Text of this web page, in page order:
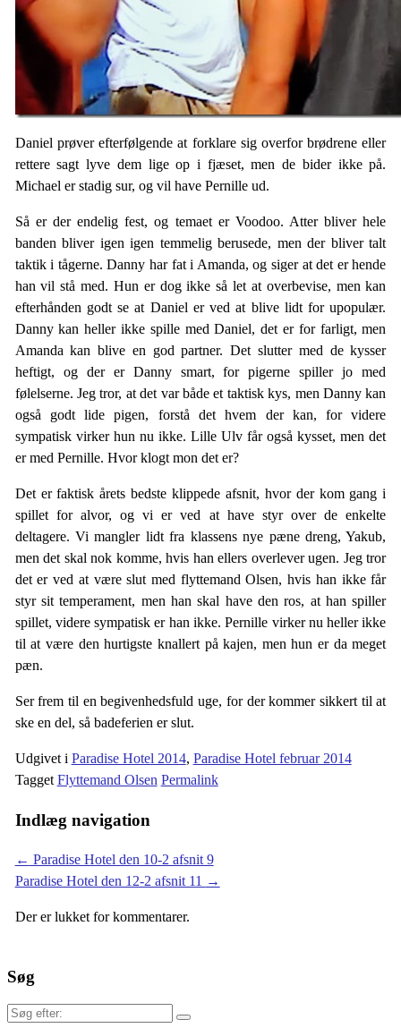
Daniel prøver efterfølgende at forklare sig overfor brødrene eller
rettere sagt lyve dem lige op i fjæset, men de bider ikke på.
Michael er stadig sur, og vil have Pernille ud.
Så er der endelig fest, og temaet er Voodoo. Atter bliver hele
banden bliver igen igen temmelig berusede, men der bliver talt
taktik i tågerne. Danny har fat i Amanda, og siger at det er hende
han vil stå med. Hun er dog ikke så let at overbevise, men kan
efterhånden godt se at Daniel er ved at blive lidt for upopulær.
Danny kan heller ikke spille med Daniel, det er for farligt, men
Amanda kan blive en god partner. Det slutter med de kysser
heftigt, og der er Danny smart, for pigerne spiller jo med
følelserne. Jeg tror, at det var både et taktisk kys, men Danny kan
også godt lide pigen, forstå det hvem der kan, for videre
sympatisk virker hun nu ikke. Lille Ulv får også kysset, men det
er med Pernille. Hvor klogt mon det er?
Det er faktisk årets bedste klippede afsnit, hvor der kom gang i
spillet for alvor, og vi er ved at have styr over de enkelte
deltagere. Vi mangler lidt fra klassens nye pæne dreng, Yakub,
men det skal nok komme, hvis han ellers overlever ugen. Jeg tror
det er ved at være slut med flyttemand Olsen, hvis han ikke får
styr sit temperament, men han skal have den ros, at han spiller
spillet, videre sympatisk er han ikke. Pernille virker nu heller ikke
til at være den hurtigste knallert på kajen, men hun er da meget
pæn.
Ser frem til en begivenhedsfuld uge, for der kommer sikkert til at
ske en del, så badeferien er slut.
Udgivet i Paradise Hotel 2014, Paradise Hotel februar 2014
Tagget Flyttemand Olsen Permalink
Indlæg navigation
← Paradise Hotel den 10-2 afsnit 9
Paradise Hotel den 12-2 afsnit 11 →
Der er lukket for kommentarer.
Søg
Søg